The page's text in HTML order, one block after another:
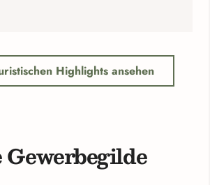
Highlights ansehen